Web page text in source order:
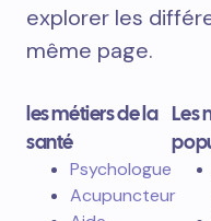
explorer les
même page.
les métiers de la
santé
Psychologue
Acupuncteur
Les